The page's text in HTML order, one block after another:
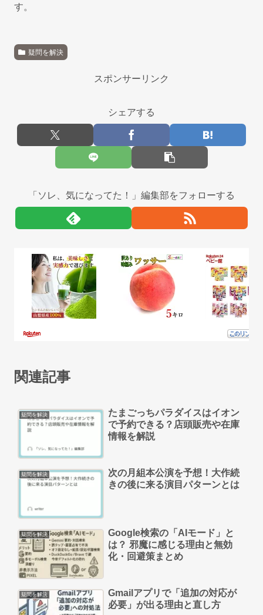
す。
疑問を解決
スポンサーリンク
シェアする
「ソレ、気になってた！」編集部をフォローする
関連記事
疑問を解決
たまごっちパラダイスはイオン
で予約できる？店頭販売や在庫
情報を解説
疑問を解決
次の月組本公演を予想！大作続
きの後に来る演目パターンとは
疑問を解決
Google検索の「AIモード」と
は？ 邪魔に感じる理由と無効
化・回避策まとめ
疑問を解決
Gmailアプリで「追加の対応が
必要」が出る理由と直し方